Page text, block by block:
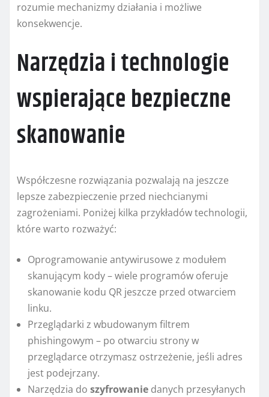
rozumie mechanizmy działania i możliwe
konsekwencje.
Narzędzia i technologie
wspierające bezpieczne
skanowanie
Współczesne rozwiązania pozwalają na jeszcze
lepsze zabezpieczenie przed niechcianymi
zagrożeniami. Poniżej kilka przykładów technologii,
które warto rozważyć:
Oprogramowanie antywirusowe z modułem
skanującym kody – wiele programów oferuje
skanowanie kodu QR jeszcze przed otwarciem
linku.
Przeglądarki z wbudowanym filtrem
phishingowym – po otwarciu strony w
przeglądarce otrzymasz ostrzeżenie, jeśli adres
jest podejrzany.
Narzędzia do szyfrowanie danych przesyłanych